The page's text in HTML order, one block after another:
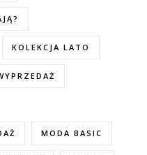
KOLEKCJA LATO
MODA BASIC